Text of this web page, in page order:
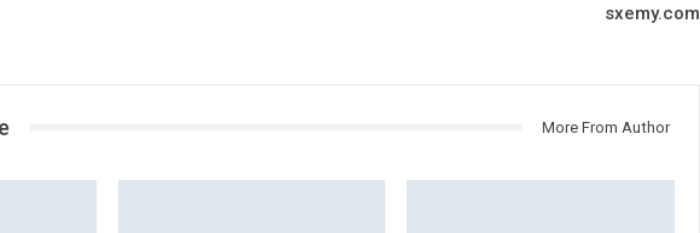
sxemy.com
More From Author